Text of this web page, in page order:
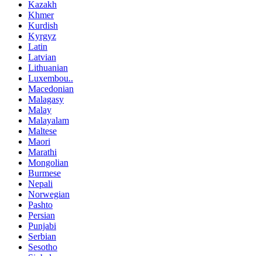
Kazakh
Khmer
Kurdish
Kyrgyz
Latin
Latvian
Lithuanian
Luxembou..
Macedonian
Malagasy
Malay
Malayalam
Maltese
Maori
Marathi
Mongolian
Burmese
Nepali
Norwegian
Pashto
Persian
Punjabi
Serbian
Sesotho